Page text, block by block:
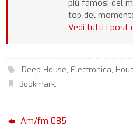
più famosi del
top del
Vedi tutti i post
Deep House, Electronica,
Bookmark.
Am/fm 085